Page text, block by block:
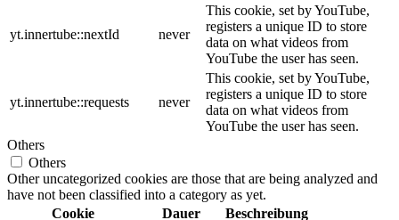
yt.innertube::nextId never
This cookie, set by YouTube,
registers a unique ID to store
data on what videos from
YouTube the user has seen.
yt.innertube::requests never
This cookie, set by YouTube,
registers a unique ID to store
data on what videos from
YouTube the user has seen.
Others
Others
Other uncategorized cookies are those that are being analyzed and
have not been classified into a category as yet.
Cookie
Dauer
Beschreibung